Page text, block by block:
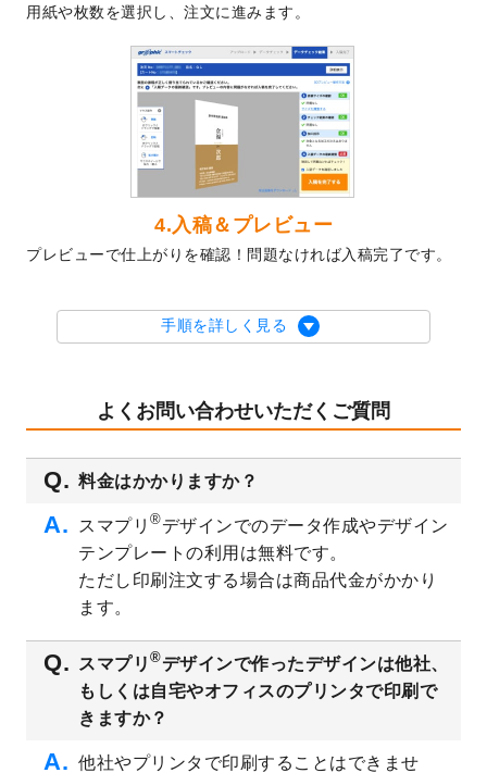
なりました！
2024年版4月始まりのカレンダーデザイン
テンプレートを公開いたしました。
2024年辰年の年賀ポスターデザインテンプ
レート
を公開いたしました。
箔押し年賀状のデザインテンプレート
開いたしました。
クリアファイル、封筒、うちわにてオリジ
ナルデザインで作成できるようになりまし
た！
を公開いたしました。
2023/9/1
2024年版1月始まりのカレンダーデザイン
オリジナルサイズ、変型サイズで作成でき
るようになりました！
2023/8/18
チケットのデザインテンプレートを追加し
ました。
2023/8/7
【新商品】チケット
が作成できるようにな
りました！
美容・エステのチラシデザインテンプレー
トを追加しました。
いたしました。
2023/6/12
うちわのデザインテンプレート
を公開いた
しました。
を公開いたしました。
用紙や枚数を選択し、注文に進みます。
4.入稿＆プレビュー
プレビューで仕上がりを確認！問題なければ入稿完了です。
手順を詳しく見る
よくお問い合わせいただくご質問
料金はかかりますか？
スマプリ ®デザインでのデータ作成やデザイン
テンプレートの利用は無料です。
ただし印刷注文する場合は商品代金がかかり
ます。
スマプリ ®デザインで作ったデザインは他社、
もしくは自宅やオフィスのプリンタで印刷で
きますか？
他社やプリンタで印刷することはできませ